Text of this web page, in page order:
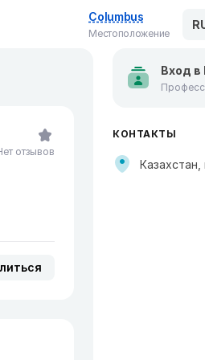
Columbus
Местоположение
отзывов
Вход
КОНТАКТЫ
Казахстан,